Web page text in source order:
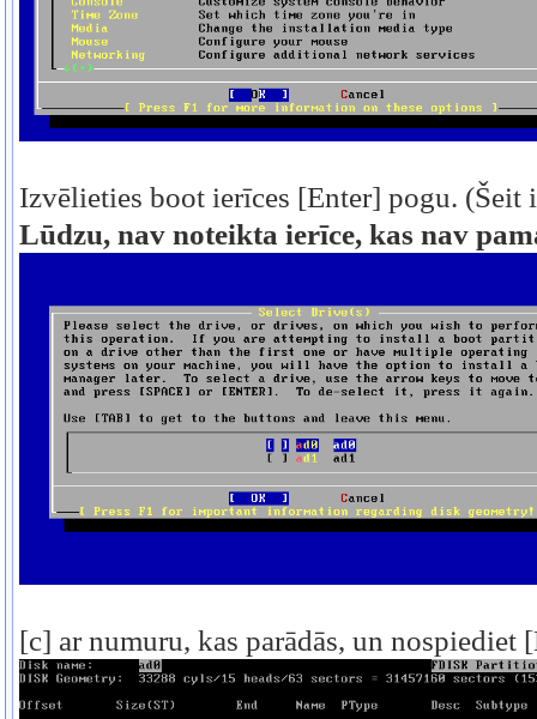
Izvēlieties boot ierīces [Enter] pogu. (Šeit
Lūdzu, nav noteikta ierīce, kas nav
[c] ar numuru, kas parādās, un nospiediet